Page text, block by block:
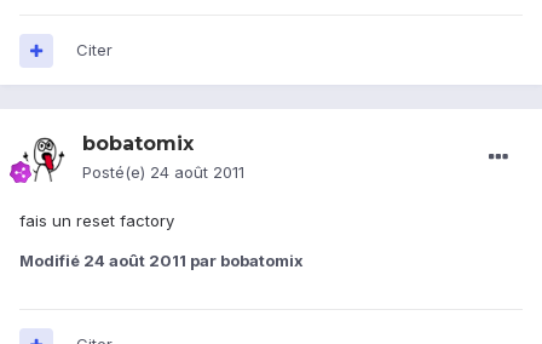
Citer
bobatomix
Posté(e) 24 août 2011
fais un reset factory
Modifié 24 août 2011 par bobatomix